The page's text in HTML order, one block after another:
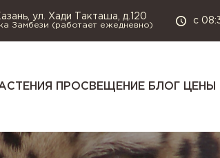
ул. Хади Такташа, д.120
Замбези (работает ежедневно)
с
ПРОСВЕЩЕНИЕ БЛОГ ЦЕНЫ